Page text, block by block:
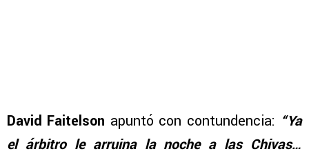
David Faitelson apuntó con contundencia: “Ya
el árbitro le arruina la noche a las Chivas…